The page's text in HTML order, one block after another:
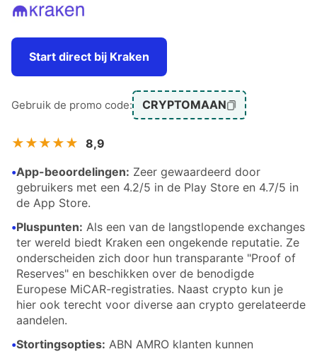
Start direct bij Kraken
Gebruik de promo code: CRYPTOMAAN
★★★★★ 8,9
•App-beoordelingen: Zeer gewaardeerd door
gebruikers met een 4.2/5 in de Play Store en 4.7/5 in
de App Store.
•Pluspunten: Als een van de langstlopende exchanges
ter wereld biedt Kraken een ongekende reputatie. Ze
onderscheiden zich door hun transparante "Proof of
Reserves" en beschikken over de benodigde
Europese MiCAR-registraties. Naast crypto kun je
hier ook terecht voor diverse aan crypto gerelateerde
aandelen.
•Stortingsopties: ABN AMRO klanten kunnen